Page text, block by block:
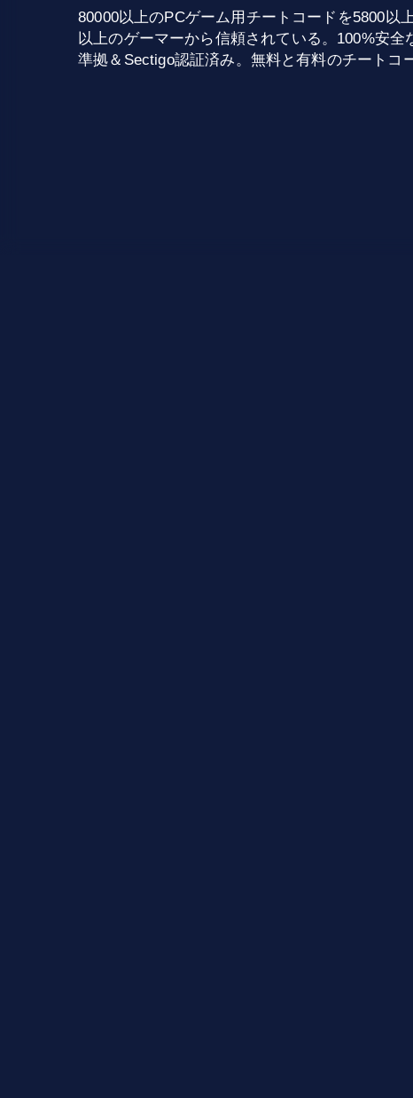
80000以上のPCゲーム用チートコードを5800以
以上のゲーマーから信頼されている。100%安全
準拠＆Sectigo認証済み。無料と有料のチートコ